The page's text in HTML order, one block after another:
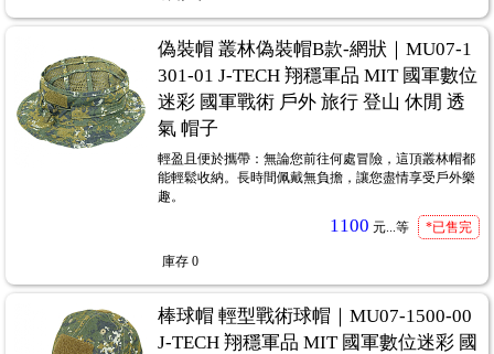
偽裝帽 叢林偽裝帽B款-網狀｜MU07-1
301-01 J-TECH 翔穩軍品 MIT 國軍數位
迷彩 國軍戰術 戶外 旅行 登山 休閒 透
氣 帽子
輕盈且便於攜帶：無論您前往何處冒險，這頂叢林帽都
能輕鬆收納。長時間佩戴無負擔，讓您盡情享受戶外樂
趣。
1100 元... 等 *已售完
庫存 0
棒球帽 輕型戰術球帽｜MU07-1500-00
J-TECH 翔穩軍品 MIT 國軍數位迷彩 國